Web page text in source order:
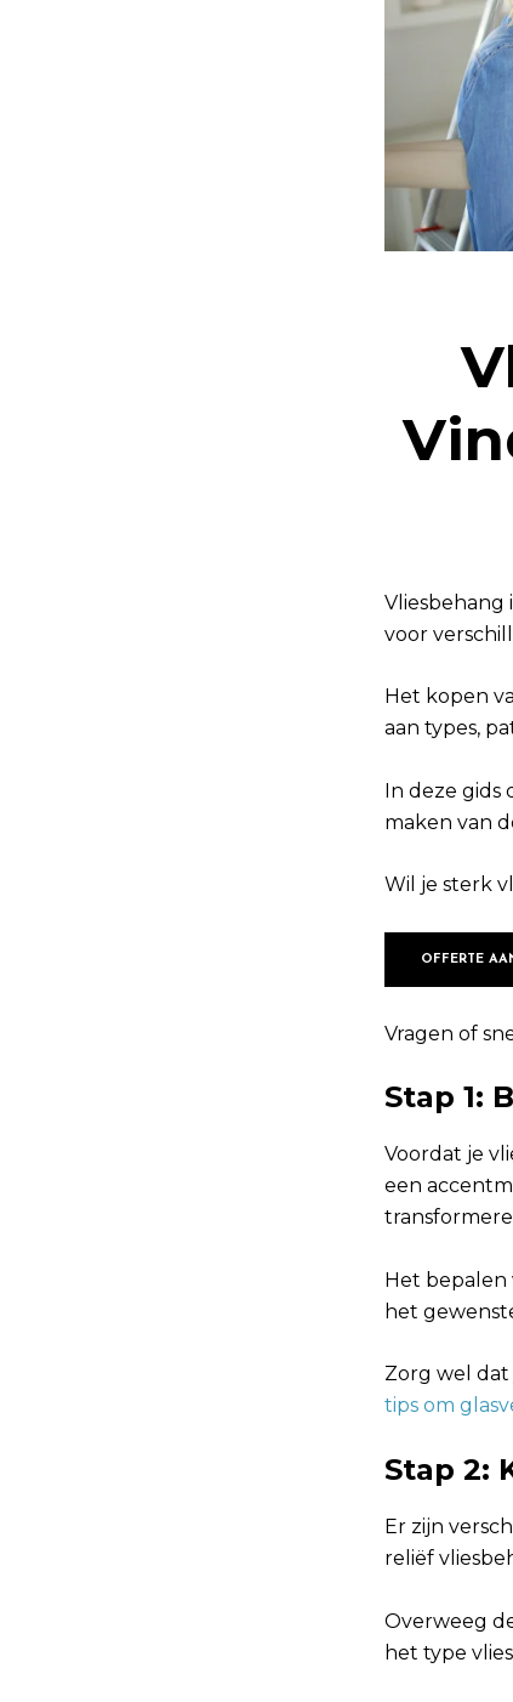
Vliesbehang
voor
Het kopen
aan types,
In deze gids
maken van
Wil je sterk
OFFERTE
Vragen of
Stap 1:
Voordat je
een
Het bepalen
het
Zorg wel
tips om
Stap 2:
Er zijn
reliëf
Overweeg
het type